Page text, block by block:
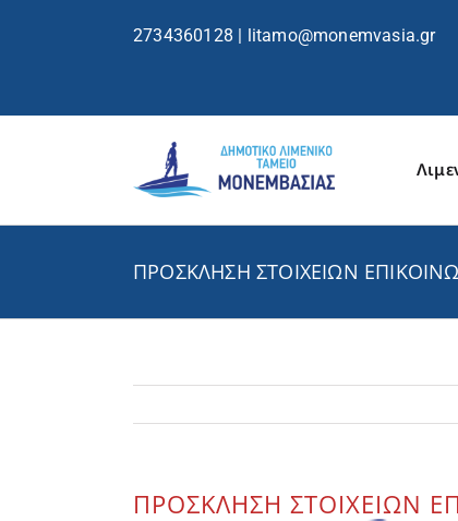
2734360128 | litamo@monemvasia.gr
ΠΡΟΣΚΛΗΣΗ ΣΤΟΙΧΕΙΩΝ
ΠΡΟΣΚΛΗΣΗ ΣΤΟΙΧΕΙΩΝ